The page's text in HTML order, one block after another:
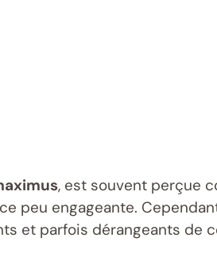
, est souvent perçue
peu engageante.
et parfois dérangeants de